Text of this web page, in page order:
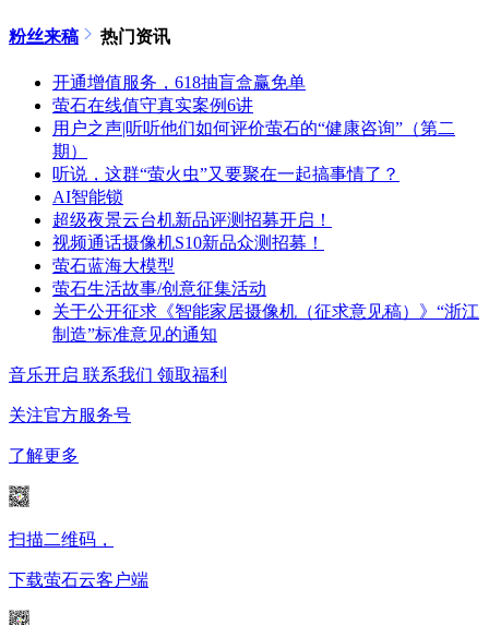
粉丝来稿 热门资讯
开通增值服务，618抽盲盒赢免单
萤石在线值守真实案例6讲
用户之声|听听他们如何评价萤石的“健康咨询”（第二
期）
听说，这群“萤火虫”又要聚在一起搞事情了？
AI智能锁
超级夜景云台机新品评测招募开启！
视频通话摄像机S10新品众测招募！
萤石蓝海大模型
萤石生活故事/创意征集活动
关于公开征求《智能家居摄像机（征求意见稿）》“浙江
制造”标准意见的通知
音乐开启 联系我们 领取福利
关注官方服务号
了解更多
扫描二维码，
下载萤石云客户端